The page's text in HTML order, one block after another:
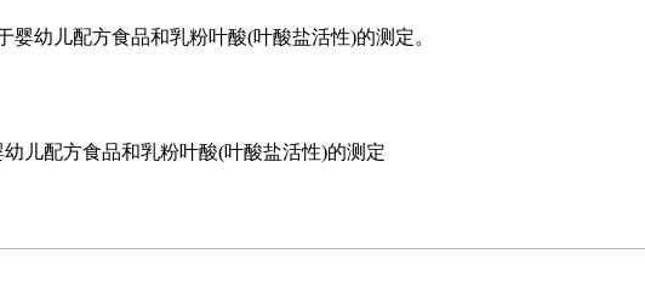
幼儿配方食品和乳粉叶酸(叶酸盐活性)的测定。
儿配方食品和乳粉叶酸(叶酸盐活性)的测定